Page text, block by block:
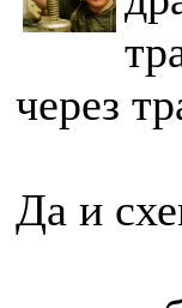
через
Да и